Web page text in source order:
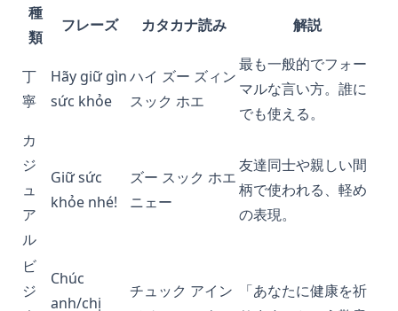
種
類
フレーズ カタカナ読み 解説
丁
寧
Hãy giữ gìn
sức khỏe
ハイ ズー ズィン
スック ホエ
最も一般的でフォー
マルな言い方。誰に
でも使える。
カ
ジ
ュ
ア
ル
Giữ sức
khỏe nhé!
ズー スック ホエ
ニェー
友達同士や親しい間
柄で使われる、軽め
の表現。
ビ
ジ
Chúc
anh/chị
チュック アイン
「あなたに健康を祈